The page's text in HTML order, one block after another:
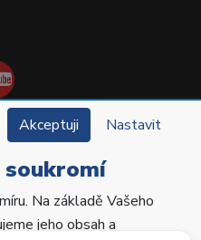
a.s. Všechna práva
Akceptuji Nastavit
soukromí
Na základě Vašeho
jeho obsah a